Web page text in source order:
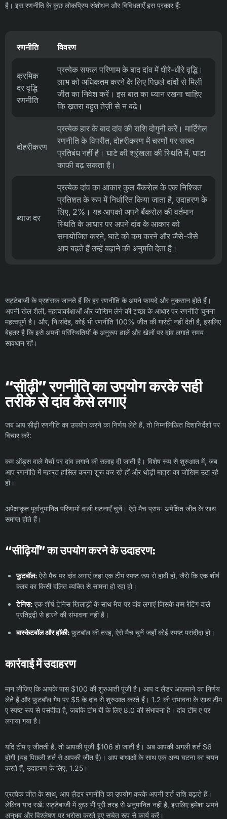
है। इस रणनीति के कुछ लोकप्रिय संशोधन और विविधताएँ इस प्रकार हैं:
रणनीति विवरण
क्रमिक
दर वृद्धि
रणनीति
प्रत्येक सफल परिणाम के बाद दांव में धीरे-धीरे वृद्धि।
लाभ को अधिकतम करने के लिए पिछले दांवों से मिली
जीत का निवेश करें। इस बात का ध्यान रखना चाहिए
कि ख़तरा बहुत तेज़ी से न बढ़े।
दोहरीकरण
प्रत्येक हार के बाद दांव की राशि दोगुनी करें। मार्टिंगेल
रणनीति के विपरीत, दोहरीकरण में चरणों पर सख्त
प्रतिबंध नहीं है। घाटे की श्रृंखला की स्थिति में, घाटा
काफी बढ़ सकता है।
ब्याज दर
प्रत्येक दांव का आकार कुल बैंकरोल के एक निश्चित
प्रतिशत के रूप में निर्धारित किया जाता है, उदाहरण के
लिए, 2%। यह आपको अपने बैंकरोल की वर्तमान
स्थिति के आधार पर अपने दांव के आकार को
समायोजित करने, घाटे को कम करने और जैसे-जैसे
आप बढ़ते हैं उन्हें बढ़ाने की अनुमति देता है।
सट्टेबाजी के प्रशंसक जानते हैं कि हर रणनीति के अपने फायदे और नुकसान होते हैं।
अपनी खेल शैली, महत्वाकांक्षाओं और जोखिम लेने की इच्छा के आधार पर रणनीति चुनना
महत्वपूर्ण है। और, निःसंदेह, कोई भी रणनीति 100% जीत की गारंटी नहीं देती है, इसलिए
बेहतर है कि इसे अपनी परिस्थितियों के अनुरूप ढालें और खेलों पर दांव लगाते समय
सावधान रहें।
“सीढ़ी” रणनीति का उपयोग करके सही
तरीके से दांव कैसे लगाएं
जब आप सीढ़ी रणनीति का उपयोग करने का निर्णय लेते हैं, तो निम्नलिखित दिशानिर्देशों पर
विचार करें:
कम ऑड्स वाले मैचों पर दांव लगाने की सलाह दी जाती है। विशेष रूप से शुरुआत में, जब
आप रणनीति में महारत हासिल करना शुरू कर रहे हों और थोड़ी मात्रा का जोखिम उठा रहे
हों।
अपेक्षाकृत पूर्वानुमानित परिणामों वाली घटनाएँ चुनें। ऐसे मैच प्रायः अपेक्षित जीत के साथ
समाप्त होते हैं।
“सीढ़ियाँ” का उपयोग करने के उदाहरण:
फुटबॉल: ऐसे मैच पर दांव लगाएं जहां एक टीम स्पष्ट रूप से हावी हो, जैसे कि एक शीर्ष
क्लब का किसी दलित व्यक्ति से सामना हो रहा हो।
टेनिस: एक शीर्ष टेनिस खिलाड़ी के साथ मैच पर दांव लगाएं जिसके कम रेटिंग वाले
प्रतिद्वंद्वी से हारने की संभावना नहीं है।
बास्केटबॉल और हॉकी: फ़ुटबॉल की तरह, ऐसे मैच चुनें जहाँ कोई स्पष्ट पसंदीदा हो।
कार्रवाई में उदाहरण
मान लीजिए कि आपके पास $100 की शुरुआती पूंजी है। आप द लैडर आज़माने का निर्णय
लेते हैं और फ़ुटबॉल गेम पर $5 के दांव से शुरुआत करते हैं। 1.2 की संभावना के साथ टीम
ए स्पष्ट रूप से पसंदीदा है, जबकि टीम बी के लिए 8.0 की संभावना है। दांव टीम ए पर
लगाया गया है।
यदि टीम ए जीतती है, तो आपकी पूंजी $106 हो जाती है। अब आपकी अगली शर्त $6
होगी (यह पिछली शर्त से आपकी जीत है)। आप बाधाओं के साथ एक अन्य घटना का चयन
करते हैं, उदाहरण के लिए, 1.25।
प्रत्येक जीत के साथ, आप लैडर रणनीति का उपयोग करके अपनी शर्त राशि बढ़ाते हैं।
लेकिन याद रखें: सट्टेबाजी में कुछ भी पूरी तरह से अनुमानित नहीं है, इसलिए हमेशा अपने
अनुभव और विश्लेषण पर भरोसा करते हुए सचेत रूप से कार्य करें।